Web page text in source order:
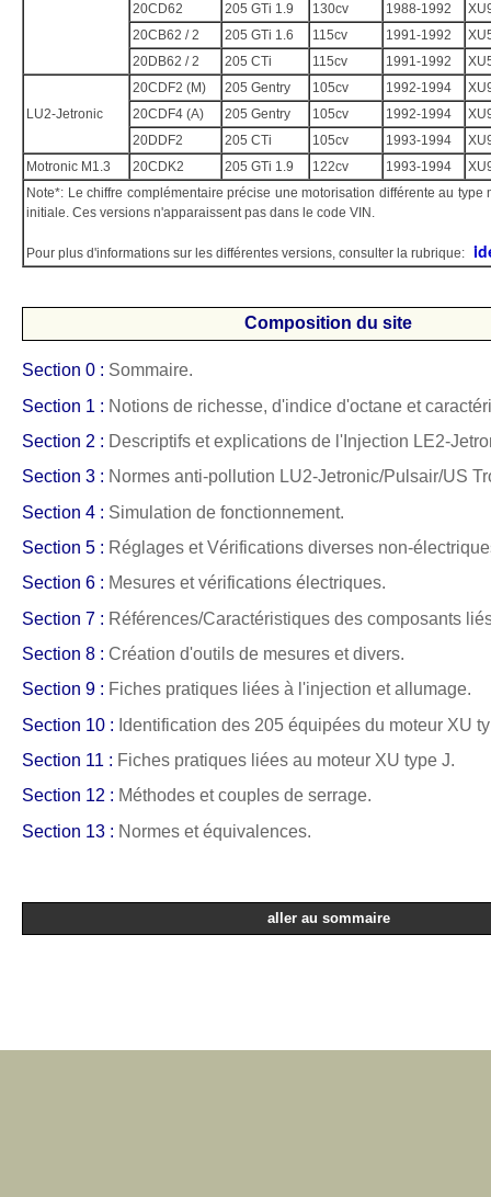
20CD62
205 GTi 1.9 130cv 1988-1992
20CB62 / 2
205 GTi 1.6 115cv 1991-1992
20DB62 / 2
205 CTi 115cv 1991-1992
LU2-Jetronic
20CDF2 (M) 205 Gentry 105cv 1992-1994
20CDF4 (A)
205 Gentry 105cv 1992-1994
20DDF2
205 CTi 105cv 1993-1994
Motronic M1.3
20CDK2 205 GTi 1.9 122cv 1993-1994
Note*: Le chiffre complémentaire précise une motorisation différente au
initiale. Ces versions n'apparaissent pas dans le code VIN.
Pour plus d'informations sur les différentes versions, consulter la rubrique:
Composition du site
Section 0 : Sommaire.
Section 1 : Notions de richesse, d'indice d'octane et
Section 2 : Descriptifs et explications de l'Injection LE2-
Section 3 : Normes anti-pollution LU2-Jetronic/Pulsair/US
Section 4 : Simulation de fonctionnement.
Section 5 : Réglages et Vérifications diverses non-
Section 6 : Mesures et vérifications électriques.
Section 7 : Références/Caractéristiques des composants
Section 8 : Création d'outils de mesures et divers.
Section 9 : Fiches pratiques liées à l'injection et allumage.
Section 10 : Identification des 205 équipées du moteur XU
Section 11 : Fiches pratiques liées au moteur XU type J.
Section 12 : Méthodes et couples de serrage.
Section 13 : Normes et équivalences.
aller au sommaire